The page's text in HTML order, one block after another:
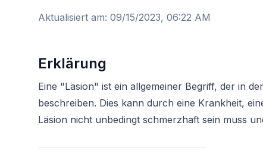
Aktualisiert am: 09/15/2023, 06:22 AM
Erklärung
Eine "Läsion" ist ein allgemeiner Begriff, der in
beschreiben. Dies kann durch eine Krankheit,
Läsion nicht unbedingt schmerzhaft sein muss